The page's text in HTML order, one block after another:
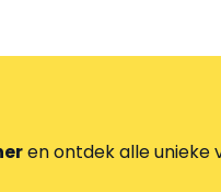
en ontdek alle unieke